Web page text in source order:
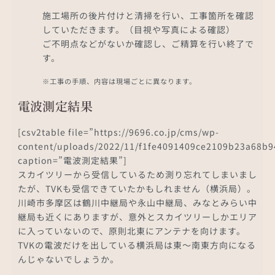
施工場所の後片付けと清掃を行い、工事箇所を確認
していただきます。（目視や写真による確認）
ご不明点などがないか確認し、ご精算を行い終了で
す。
※工事の手順、内容は現場ごとに異なります。
電波測定結果
[csv2table file=”https://9696.co.jp/cms/wp-
content/uploads/2022/11/
caption=”電波測定結果”]
スカイツリーから受信しているため測り忘れてしまいまし
たが、TVKも受信できていたかもしれません（横浜局）。
川崎市多摩区は鶴川中継局や永山中継局、みなとみらい中
継局も近くにありますが、意外とスカイツリーしかエリア
に入っていないので、原則北東にアンテナを向けます。
TVKの電波だけを出している横浜局は東～南東方向になる
んじゃないでしょうか。